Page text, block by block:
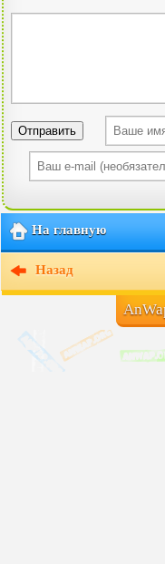
Отправить
На главную
Назад